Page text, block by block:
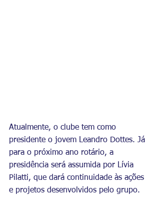
Atualmente, o clube tem como
presidente o jovem Leandro Dottes. Já
para o próximo ano rotário, a
presidência será assumida por Lívia
Pilatti, que dará continuidade às ações
e projetos desenvolvidos pelo grupo.